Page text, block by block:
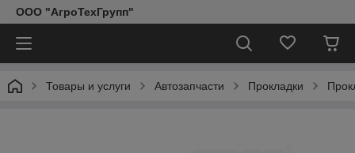
ООО "АгроТехГрупп"
Товары и услуги Автозапчасти Прокладки